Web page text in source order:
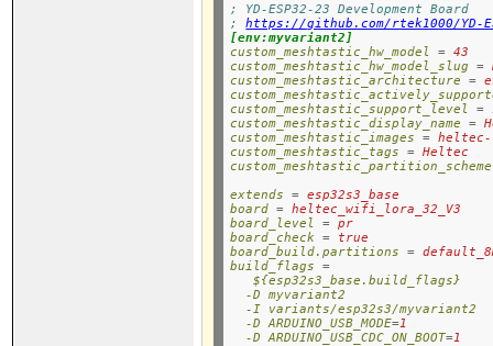
; YD-ESP32-23 Development Board
; https://github.com/rtek1000/YD-
[env:myvariant2]
custom_meshtastic_hw_model
=
43
custom_meshtastic_hw_model_slug
=
custom_meshtastic_architecture
=
custom_meshtastic_support_level
=
custom_meshtastic_display_name
=
custom_meshtastic_images
=
custom_meshtastic_tags
=
Heltec
custom_meshtastic_partition_scheme
extends
=
esp32s3_base
board =
heltec_wifi_lora_32_V3
board_level
=
pr
board_check
=
true
board_build.partitions
=
build_flags
=
${esp32s3_base.build_flags}
-D myvariant2
-I variants/esp32s3/myvariant2
-D ARDUINO_USB_MODE=1
-D ARDUINO_USB_CDC_ON_BOOT=1